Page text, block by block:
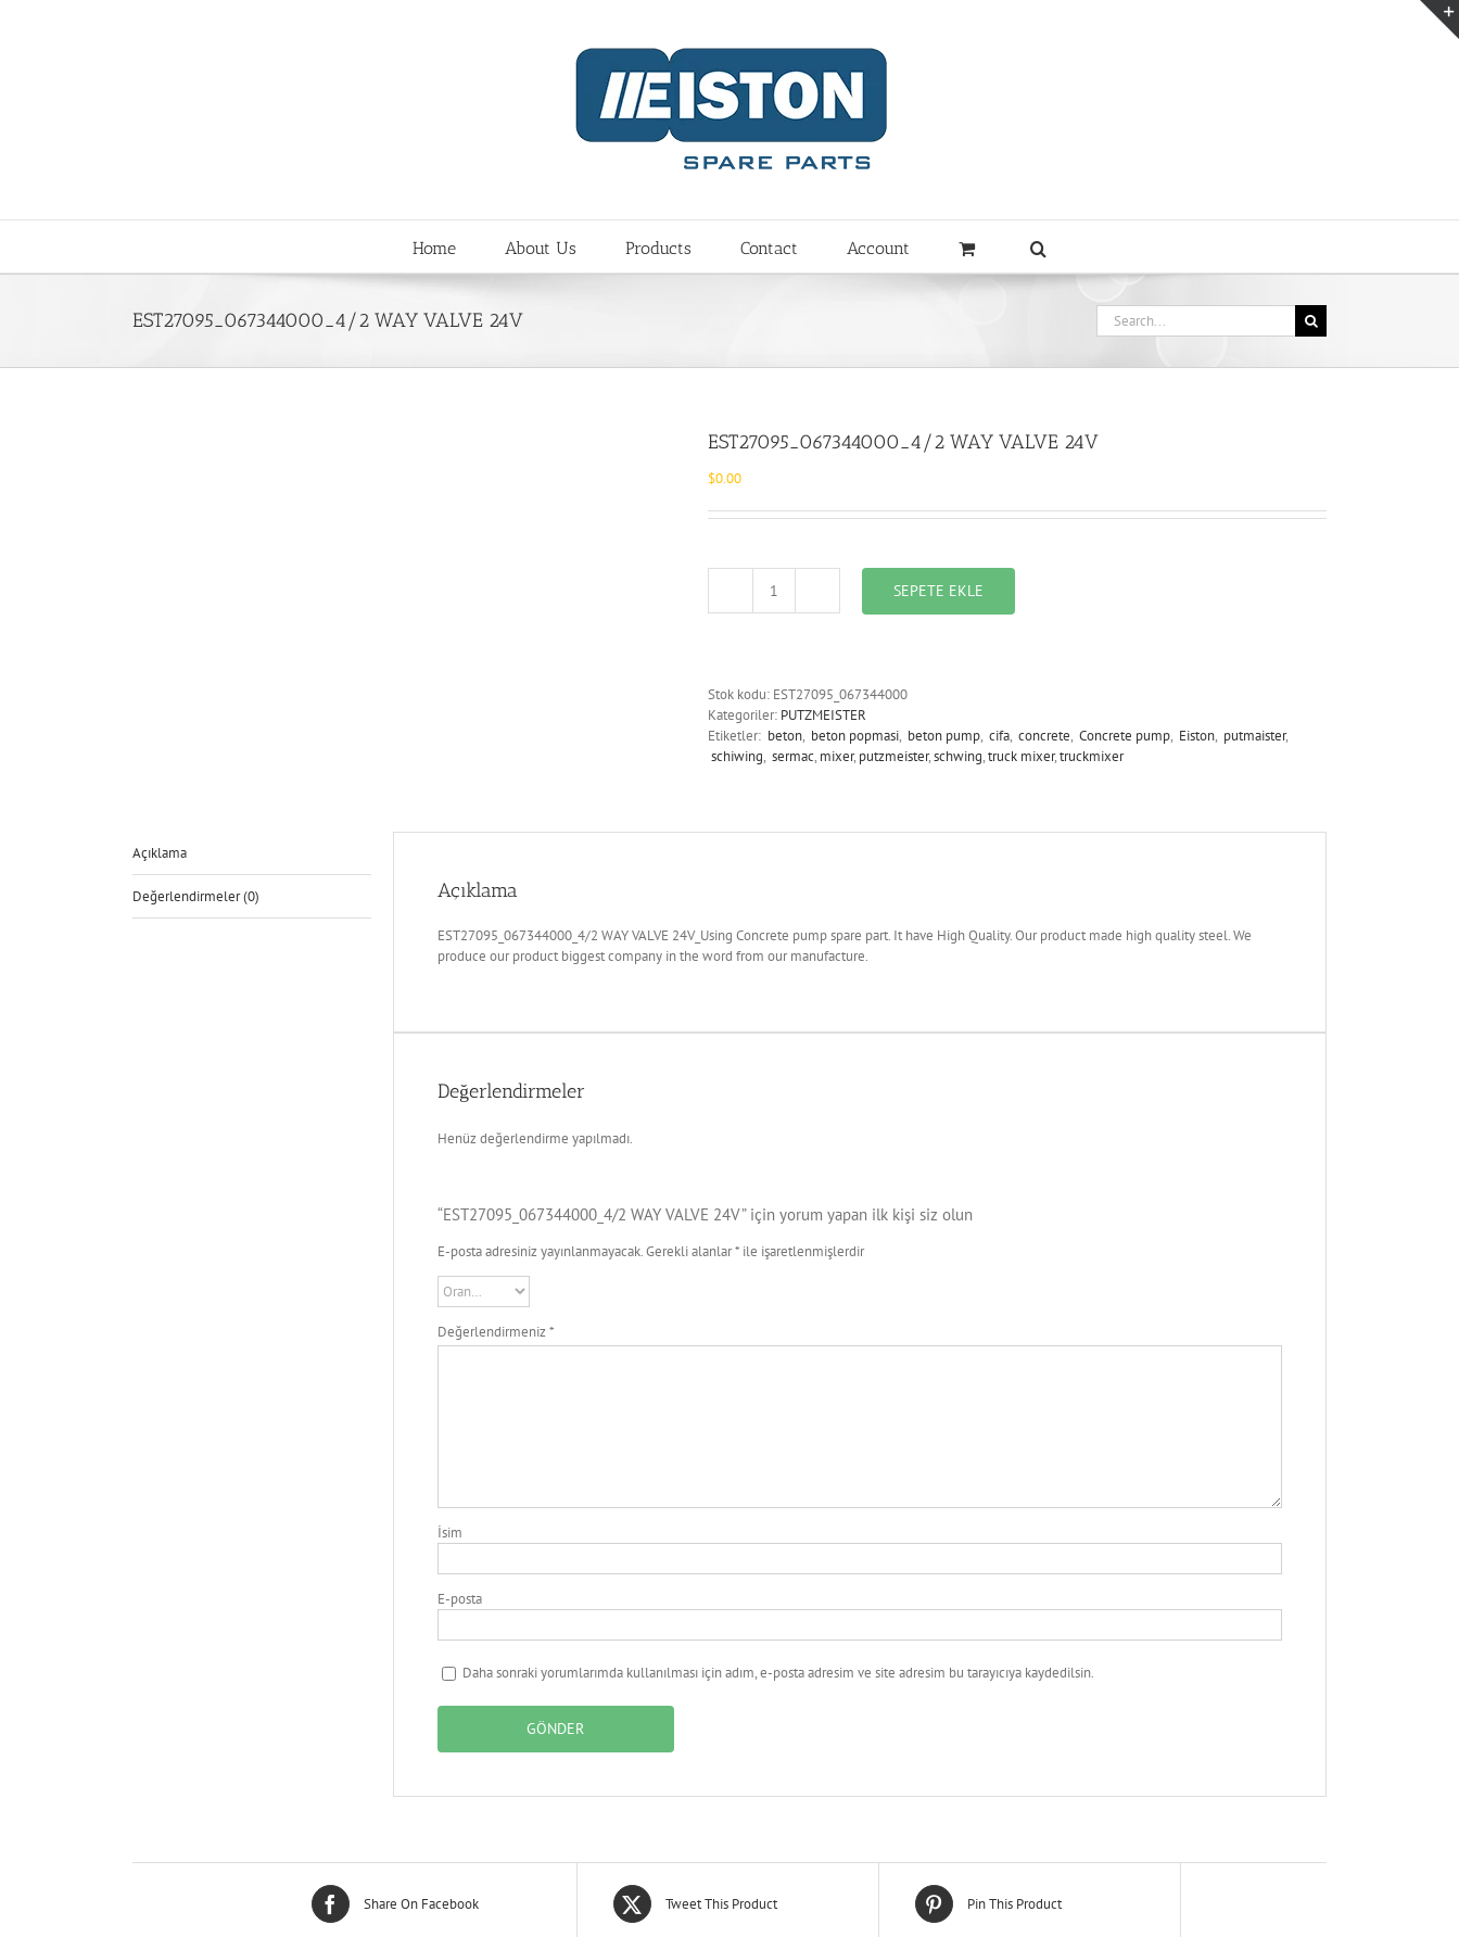
Home About Us Products Contact Account
EST27095_067344000_4/2 WAY VALVE 24V
Search
for:
EST27095_067344000_4/2 WAY VALVE 24V
$0.00
EST27095_067344000_4/2SEPETE EKLE
Stok kodu: EST27095_067344000
Kategoriler: PUTZMEISTER
Etiketler: beton, beton popmasi, beton pump, cifa, concrete, Concrete pump, Eiston, putmaister,
schiwing, sermac, mixer, putzmeister,schwing,truck mixer,truckmixer
Açıklama
Değerlendirmeler (0) Açıklama
EST27095_067344000_4/2 WAY VALVE 24V_Using Concrete pump spare part. It have High Quality. Our product made high quality steel. We
produce our product biggest company in the word from our manufacture.
Değerlendirmeler
Henüz değerlendirme yapılmadı.
“EST27095_067344000_4/2 WAY VALVE 24V” için yorum yapan ilk kişi siz olun
E-posta adresiniz yayınlanmayacak.Gerekli alanlar* ile işaretlenmişlerdir
Değerlendirmeniz*
İsim
E-posta
Daha sonraki yorumlarımda kullanılması için adım, e-posta adresim ve site adresim bu tarayıcıya kaydedilsin.
Share On Facebook Tweet This Product Pin This Product